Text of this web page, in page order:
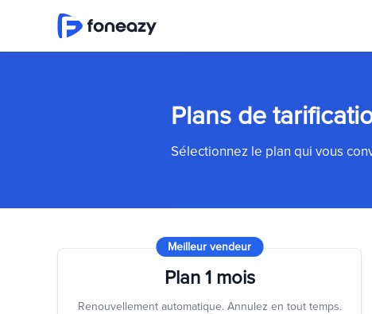
Plans de
Sélectionnez le plan qui vous
Plan 1 mois
Renouvellement automatique. Annulez en tout temps.
Meilleur vendeur